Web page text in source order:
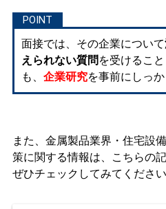
面接では、その企業について
えられない質問 を受けるこ
も、 企業研究を事前にしっか
また、金属製品業界・住宅設
策に関する情報は、こちらの
ぜひチェックしてみてください